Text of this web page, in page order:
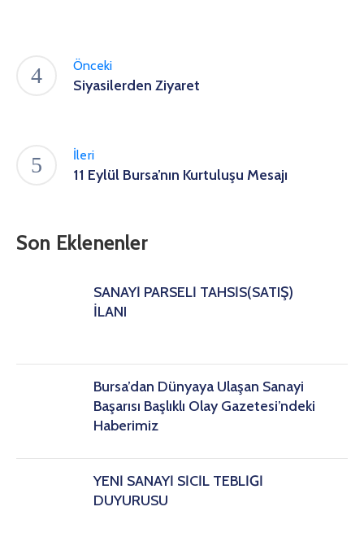
Önceki
Siyasilerden Ziyaret
İleri
11 Eylül Bursa’nın Kurtuluşu Mesajı
Son Eklenenler
SANAYİ PARSELİ TAHSİS(SATIŞ)
İLANI
Bursa’dan Dünyaya Ulaşan Sanayi
Başarısı Başlıklı Olay Gazetesi’ndeki
Haberimiz
YENİ SANAYİ SİCİL TEBLİĞİ
DUYURUSU